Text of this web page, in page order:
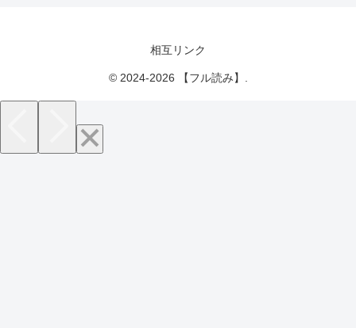
相互リンク
© 2024-2026 【フル読み】.